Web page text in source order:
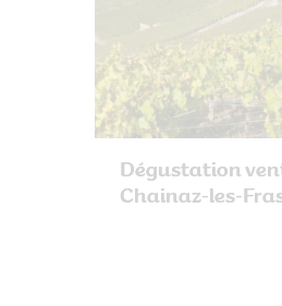
Dégustation
Chainaz-les-